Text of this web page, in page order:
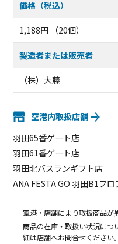
価格（税込）
1,188円 （20個）
製造者または販売者
（株）大藤
空港内取扱店舗
羽田65番ゲート店
羽田61番ゲート店
羽田北バスランギフト店
ANA FESTA GO 羽田B1フロ
空港・店舗により取扱商品が
商品の在庫・取扱い状況につ
細は店舗へお問合せください。